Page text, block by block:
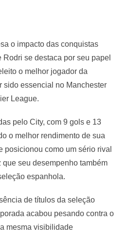
o impacto das conquistas
se destaca por seu papel
o melhor jogador da
sido essencial no Manchester
League.
pelo City, com 9 gols e 13
o melhor rendimento de sua
posicionou como um sério rival
que seu desempenho também
espanhola.
de títulos da seleção
acabou pesando contra o
mesma visibilidade